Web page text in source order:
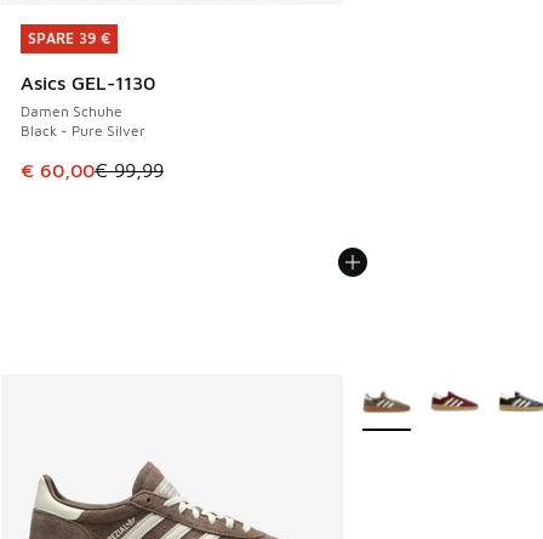
SPARE 39 €
Asics GEL-1130
Damen Schuhe
Black - Pure Silver
Dieser Artikel ist im Sale. Der Preis ist von € 99,99 auf €
€ 60,00€ 99,99
SPARE 39 €
Weitere Farben